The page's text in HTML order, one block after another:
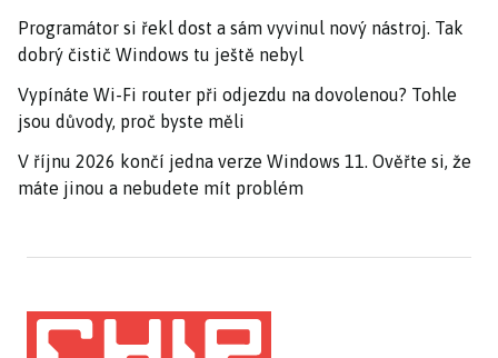
Programátor si řekl dost a sám vyvinul nový nástroj. Tak
dobrý čistič Windows tu ještě nebyl
Vypínáte Wi-Fi router při odjezdu na dovolenou? Tohle
jsou důvody, proč byste měli
V říjnu 2026 končí jedna verze Windows 11. Ověřte si, že
máte jinou a nebudete mít problém